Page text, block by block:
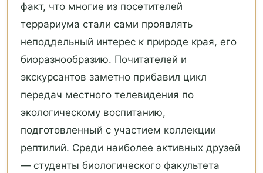
факт, что многие из посетителей
террариума стали сами проявлять
неподдельный интерес к природе края, его
биоразнообразию. Почитателей и
экскурсантов заметно прибавил цикл
передач местного телевидения по
экологическому воспитанию,
подготовленный с участием коллекции
рептилий. Среди наиболее активных друзей
— студенты биологического факультета